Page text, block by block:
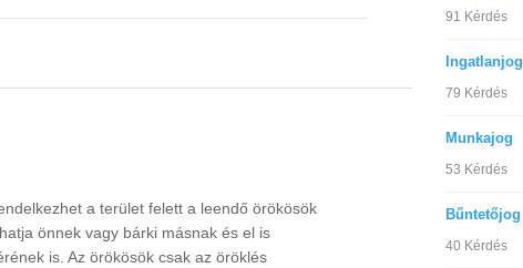
a terület felett a leendő örökösök
önnek vagy bárki másnak és el is
is. Az örökösök csak az öröklés
91 Kérdés
Ingatlanjog
79 Kérdés
Munkajog
53 Kérdés
Bűntetőjog
40 Kérdés